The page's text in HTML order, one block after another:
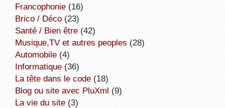
Francophonie(16)
Brico / Déco(23)
Santé / Bien être(42)
Musique,TV et autres peoples (28)
Automobile(4)
informatique(36)
la tête dans le code(18)
Blog ou site avec PluXml (9)
la vie du site(3)